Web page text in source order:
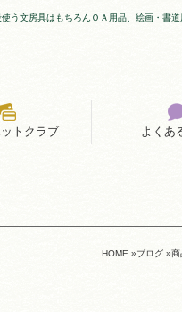
う文房具はもちろんＯＡ用品、絵画・書
トクラブ よくあ
HOME »ブログ »商